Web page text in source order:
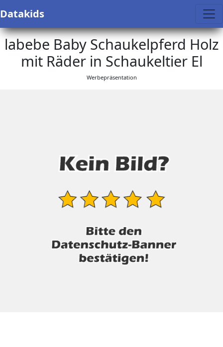
Datakids
labebe Baby Schaukelpferd Holz
mit Räder in Schaukeltier El
Werbepräsentation